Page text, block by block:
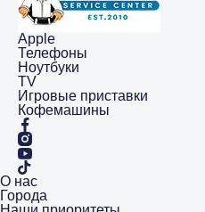
Apple
Телефоны
Ноутбуки
TV
Игровые приставки
Кофемашины
О нас
Города